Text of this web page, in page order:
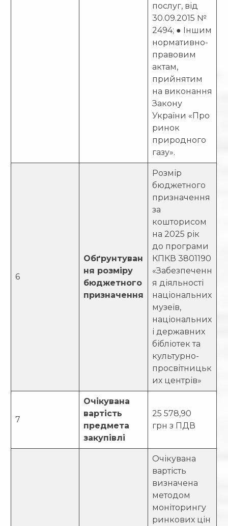
послуг, від
30.09.2015 №
2494; ● Іншим
нормативно-
правовим
актам,
прийнятим
на виконання
Закону
України «Про
ринок
природного
газу».
6
Обґрунтуван
ня розміру
бюджетного
призначення
Розмір
бюджетного
призначення
за
кошторисом
на 2025 рік
до програми
КПКВ 3801190
«Забезпеченн
я діяльності
національних
музеїв,
національних
і державних
бібліотек та
культурно-
просвітницьк
их центрів»
7
Очікувана
вартість
предмета
закупівлі
25 578,90
грн з ПДВ
Очікувана
вартість
визначена
методом
моніторингу
ринкових цін